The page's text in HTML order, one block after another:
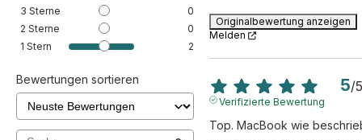
3 Sterne
0
2 Sterne
0
1 Stern 2
Bewertungen sortieren
Originalbewertung anzeigen
Melden
5/5
Verifizierte Bewertung
Top. MacBook wie